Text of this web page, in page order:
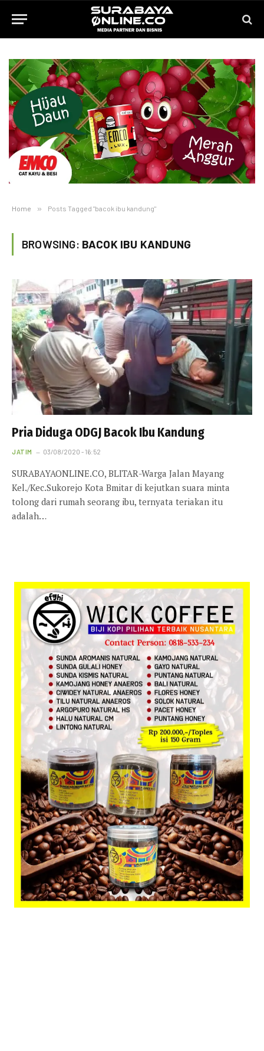
Home » Posts Tagged "bacok ibu kandung"
BROWSING: BACOK IBU KANDUNG
Pria Diduga ODGJ Bacok Ibu Kandung
JATIM 03/08/2020 - 16:52
SURABAYAONLINE.CO, BLITAR-Warga Jalan Mayang
Kel./Kec.Sukorejo Kota Bmitar di kejutkan suara minta
tolong dari rumah seorang ibu, ternyata teriakan itu
adalah…